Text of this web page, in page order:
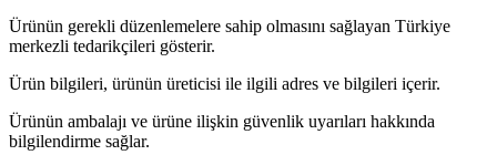
Ürünün gerekli düzenlemelere sahip olmasını sağlayan Türkiye
merkezli tedarikçileri gösterir.
Ürün bilgileri, ürünün üreticisi ile ilgili adres ve bilgileri içerir.
Ürünün ambalajı ve ürüne ilişkin güvenlik uyarıları hakkında
bilgilendirme sağlar.